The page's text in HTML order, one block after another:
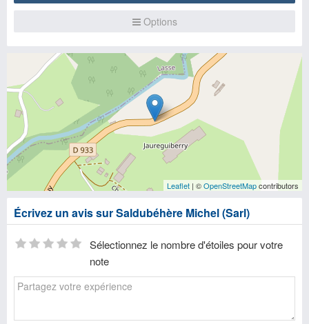
Options
Leaflet | ©OpenStreetMapcontributors
Écrivez un avis sur Saldubéhère Michel (Sarl)
Sélectionnez le nombre d'étoiles pour votre
note